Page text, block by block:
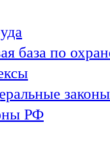
база по
законы
РФ